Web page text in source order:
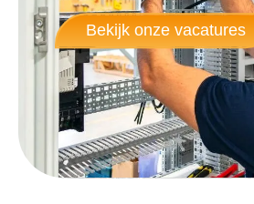
Bekijk onze vacatures